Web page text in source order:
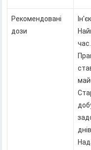
Рекомендовані
дози
час.